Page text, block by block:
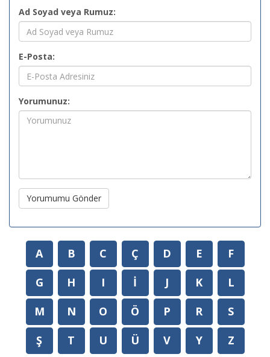
Ad Soyad veya Rumuz:
E-Posta:
Yorumunuz:
Yorumumu Gönder
A B C Ç D E
F
G
H I İ J K
L
M
N O Ö P R
S
Ş
T U Ü V Y Z